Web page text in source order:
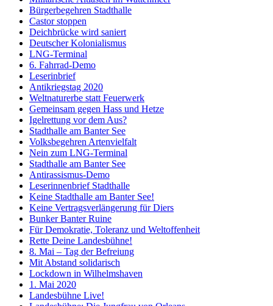
Bürgerbegehren Stadthalle
Castor stoppen
Deichbrücke wird saniert
Deutscher Kolonialismus
LNG-Terminal
6. Fahrrad-Demo
Leserinbrief
Antikriegstag 2020
Weltnaturerbe statt Feuerwerk
Gemeinsam gegen Hass und Hetze
Igelrettung vor dem Aus?
Stadthalle am Banter See
Volksbegehren Artenvielfalt
Nein zum LNG-Terminal
Stadthalle am Banter See
Antirassismus-Demo
Leserinnenbrief Stadthalle
Keine Stadthalle am Banter See!
Keine Vertragsverlängerung für Diers
Bunker Banter Ruine
Für Demokratie, Toleranz und Weltoffenheit
Rette Deine Landesbühne!
8. Mai – Tag der Befreiung
Mit Abstand solidarisch
Lockdown in Wilhelmshaven
1. Mai 2020
Landesbühne Live!